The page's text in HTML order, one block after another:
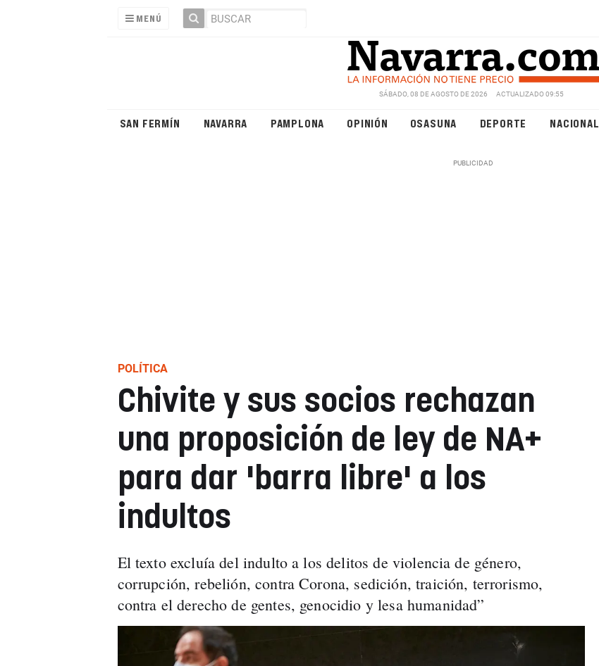
MENÚ
SÁBADO, 08 DE AGOSTO DE 2026 ACTUALIZADO 09:55
SAN FERMÍN NAVARRA PAMPLONA OPINIÓN OSASUNA DEPORTE NACIONAL
POLÍTICA
Chivite y sus socios rechazan
una proposición de ley de NA+
para dar 'barra libre' a los
indultos
El texto excluía del indulto a los delitos de violencia de género,
corrupción, rebelión, contra Corona, sedición, traición, terrorismo,
contra el derecho de gentes, genocidio y lesa humanidad”